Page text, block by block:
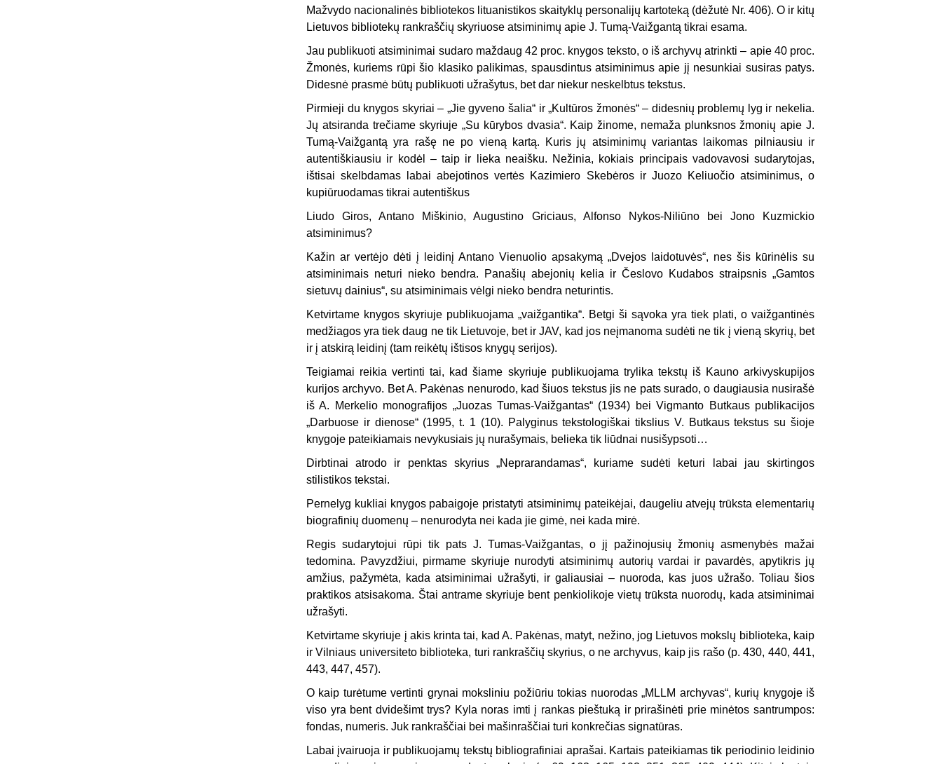
Mažvydo nacio­nalinės bibliotekos lituanistikos skai­tyklų personalijų kartoteką (dėžutė Nr. 406). O ir kitų
Lietuvos bibliotekų rankraščių skyriuose atsiminimų apie J. Tumą-Vaižgantą tikrai esama.
Jau publikuoti atsiminimai sudaro maždaug 42 proc. knygos teksto, o iš archyvų atrinkti – apie 40 proc.
Žmo­nės, kuriems rūpi šio klasiko paliki­mas, spausdintus atsiminimus apie jį nesunkiai susiras patys.
Didesnė pras­mė būtų publikuoti užrašytus, bet dar niekur neskelbtus tekstus.
Pirmieji du knygos skyriai – „Jie gyveno šalia“ ir „Kultūros žmonės“ – didesnių problemų lyg ir nekelia.
Jų atsiranda trečiame skyriuje „Su kūry­bos dvasia“. Kaip žinome, nemaža plunksnos žmonių apie J.
Tumą-Vaiž­gantą yra rašę ne po vieną kartą. Kuris jų atsiminimų variantas laiko­mas pilniausiu ir
autentiškiausiu ir kodėl – taip ir lieka neaišku. Nežinia, kokiais principais vadovavosi sudary­tojas,
ištisai skelbdamas labai abejoti­nos vertės Kazimiero Skebėros ir Juozo Keliuočio atsiminimus, o
kupiūruodamas tikrai autentiškus
Liudo Giros, Antano Miškinio, Augus­tino Griciaus, Alfonso Nykos-Niliūno bei Jono Kuzmickio
atsiminimus?
Kažin ar vertėjo dėti į leidinį An­tano Vienuolio apsakymą „Dvejos lai­dotuvės“, nes šis kūrinėlis su
atsiminimais neturi nieko bendra. Panašių abejonių kelia ir Česlovo Kudabos straipsnis „Gamtos
sietuvų dainius“, su atsiminimais vėlgi nieko bendra ne­turintis.
Ketvirtame knygos skyriuje pub­likuojama „vaižgantika“. Betgi ši sąvo­ka yra tiek plati, o vaižgantinės
me­džiagos yra tiek daug ne tik Lietuvoje, bet ir JAV, kad jos neįmanoma sudėti ne tik į vieną skyrių, bet
ir į atskirą lei­dinį (tam reikėtų ištisos knygų serijos).
Teigiamai reikia vertinti tai, kad šiame skyriuje publikuojama trylika tekstų iš Kauno arkivyskupijos
kurijos archyvo. Bet A. Pakėnas nenurodo, kad šiuos tekstus jis ne pats surado, o dau­giausia nusirašė
iš A. Merkelio mono­grafijos „Juozas Tumas-Vaižgantas“ (1934) bei Vigmanto Butkaus publika­cijos
„Darbuose ir dienose“ (1995, t. 1 (10). Palyginus tekstologiškai tikslius V. Butkaus tekstus su šioje
knygoje pateikiamais nevykusiais jų nurašymais, belieka tik liūdnai nusišypsoti…
Dirbtinai atrodo ir penktas skyrius „Neprarandamas“, kuriame sudėti keturi labai jau skirtingos
stilistikos tekstai.
Pernelyg kukliai knygos pabaigoje pristatyti atsiminimų pateikėjai, daugeliu atvejų trūksta elementarių
biografinių duomenų – nenurodyta nei kada jie gimė, nei kada mirė.
Regis sudarytojui rūpi tik pats J. Tumas-Vaižgantas, o jį pažinojusių žmonių asmenybės mažai
tedomina. Pavyzdžiui, pirmame skyriuje nurodyti atsiminimų autorių vardai ir pavardės, apytikris jų
amžius, pažymėta, kada atsiminimai užrašyti, ir galiausiai – nuoroda, kas juos užrašo. Toliau šios
praktikos atsisakoma. Štai antrame skyriuje bent penkiolikoje vietų trūks­ta nuorodų, kada atsiminimai
užrašyti.
Ketvirtame skyriuje į akis krinta tai, kad A. Pakėnas, matyt, nežino, jog Lietuvos mokslų biblioteka, kaip
ir Vilniaus universiteto bib­lioteka, turi rankraščių skyrius, o ne archyvus, kaip jis rašo (p. 430, 440, 441,
443, 447, 457).
O kaip turėtume vertinti grynai moksliniu požiūriu tokias nuorodas „MLLM archyvas“, kurių knygoje iš
vi­so yra bent dvidešimt trys? Kyla noras imti į rankas pieštuką ir prirašinėti prie minėtos santrumpos:
fondas, nu­meris. Juk rankraščiai bei mašinraš­čiai turi konkrečias signatūras.
Labai įvairuoja ir publikuojamų tekstų bibliografiniai aprašai. Kartais pateikiamas tik periodinio leidinio